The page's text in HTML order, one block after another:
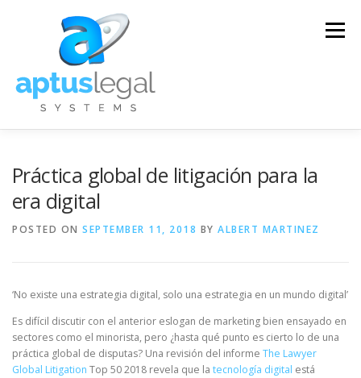
Menu
Práctica global de litigación para la
era digital
POSTED ON SEPTEMBER 11, 2018 BY ALBERT MARTINEZ
‘No existe una estrategia digital, solo una estrategia en un mundo digital’
Es difícil discutir con el anterior eslogan de marketing bien ensayado en
sectores como el minorista, pero ¿hasta qué punto es cierto lo de una
práctica global de disputas? Una revisión del informe The Lawyer
Global Litigation Top 50 2018 revela que la tecnología digital está